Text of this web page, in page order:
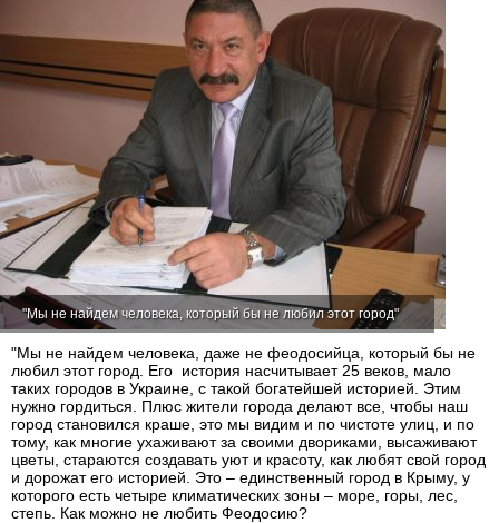
"Мы не найдем человека, который бы не любил этот город"
"Мы не найдем человека, даже не феодосийца, который бы не
любил этот город. Его история насчитывает 25 веков, мало
таких городов в Украине, с такой богатейшей историей. Этим
нужно гордиться. Плюс жители города делают все, чтобы наш
город становился краше, это мы видим и по чистоте улиц, и по
тому, как многие ухаживают за своими двориками, высаживают
цветы, стараются создавать уют и красоту, как любят свой город
и дорожат его историей. Это – единственный город в Крыму, у
которого есть четыре климатических зоны – море, горы, лес,
степь. Как можно не любить Феодосию?